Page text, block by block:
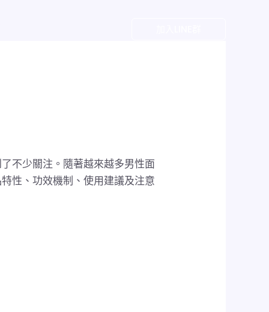
不少關注。隨著越來越多男性面
性、功效機制、使用建議及注意